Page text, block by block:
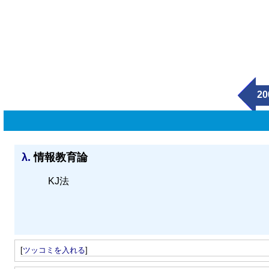
λ. 情報教育論
KJ法
[ツッコミを入れる]